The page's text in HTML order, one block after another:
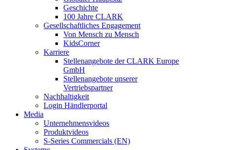
Geschichte
100 Jahre CLARK
Gesellschaftliches Engagement
Von Mensch zu Mensch
KidsCorner
Karriere
Stellenangebote der CLARK Europe
GmbH
Stellenangebote unserer
Vertriebspartner
Nachhaltigkeit
Login Händlerportal
Media
Unternehmensvideos
Produktvideos
S-Series Commercials (EN)